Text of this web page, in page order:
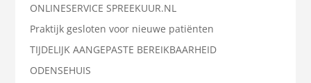
ONLINESERVICE SPREEKUUR.NL
Praktijk gesloten voor nieuwe patiënten
TIJDELIJK AANGEPASTE BEREIKBAARHEID
ODENSEHUIS